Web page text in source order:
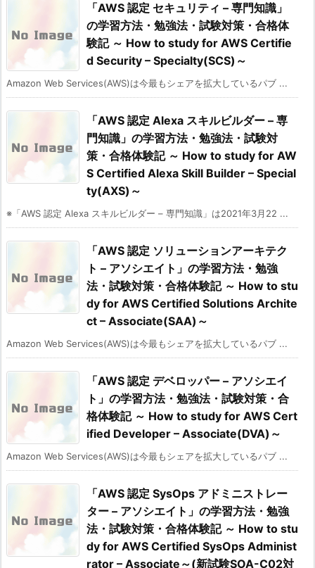
「AWS 認定 セキュリティ – 専門知識」
の学習方法・勉強法・試験対策・合格体
験記 ～ How to study for AWS Certifie
d Security – Specialty(SCS)～
Amazon Web Services(AWS)は今最もシェアを拡大しているパブ ...
「AWS 認定 Alexa スキルビルダー – 専
門知識」の学習方法・勉強法・試験対
策・合格体験記 ～ How to study for AW
S Certified Alexa Skill Builder – Special
ty(AXS)～
※「AWS 認定 Alexa スキルビルダー – 専門知識」は2021年3月22 ...
「AWS 認定 ソリューションアーキテク
ト – アソシエイト」の学習方法・勉強
法・試験対策・合格体験記 ～ How to stu
dy for AWS Certified Solutions Archite
ct – Associate(SAA)～
Amazon Web Services(AWS)は今最もシェアを拡大しているパブ ...
「AWS 認定 デベロッパー – アソシエイ
ト」の学習方法・勉強法・試験対策・合
格体験記 ～ How to study for AWS Cert
ified Developer – Associate(DVA)～
Amazon Web Services(AWS)は今最もシェアを拡大しているパブ ...
「AWS 認定 SysOps アドミニストレー
ター – アソシエイト」の学習方法・勉強
法・試験対策・合格体験記 ～ How to stu
dy for AWS Certified SysOps Administ
rator – Associate～(新試験SOA-C02対